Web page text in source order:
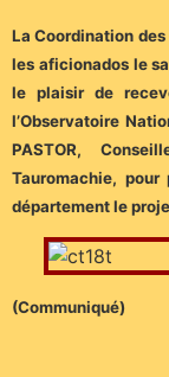
La Coordination
les aficionados le
le plaisir de
l’Observatoire
PASTOR,
Tauromachie, pour
département le
(Communiqué)